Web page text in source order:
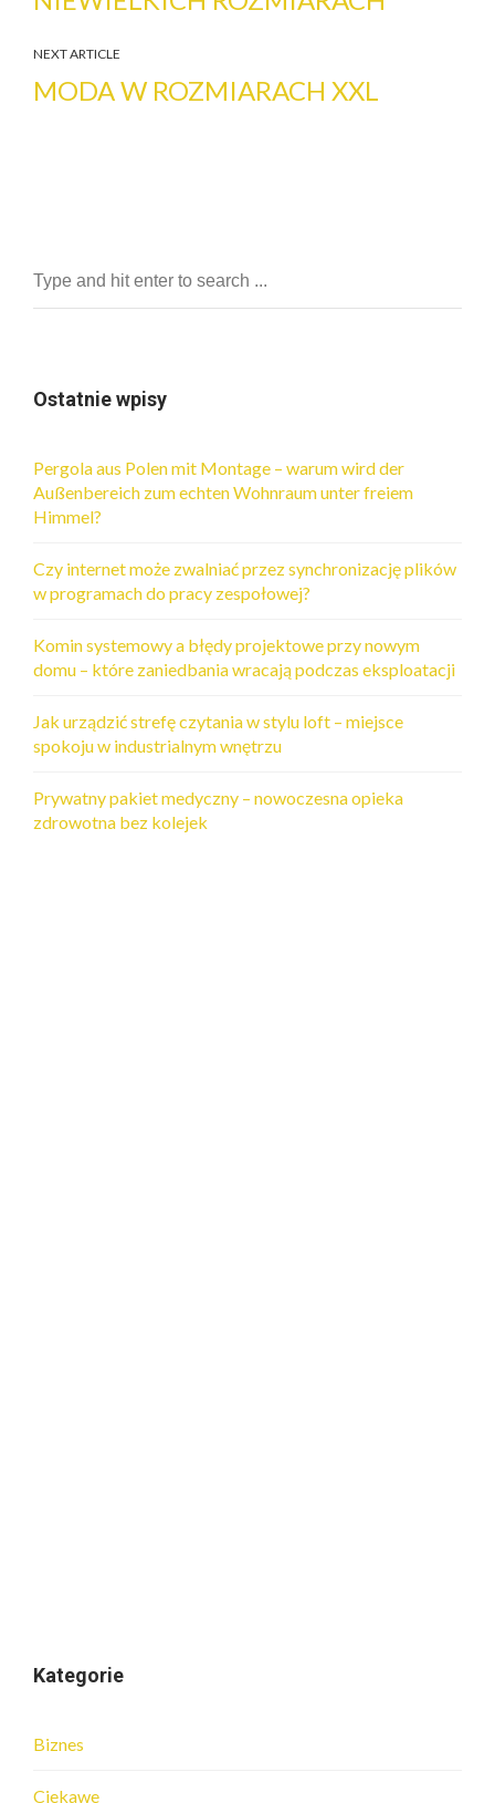
NEXT ARTICLE
MODA W ROZMIARACH XXL
Ostatnie wpisy
Pergola aus Polen mit Montage – warum wird der
Außenbereich zum echten Wohnraum unter freiem
Himmel?
Czy internet może zwalniać przez synchronizację plików
w programach do pracy zespołowej?
Komin systemowy a błędy projektowe przy nowym
domu – które zaniedbania wracają podczas eksploatacji
Jak urządzić strefę czytania w stylu loft – miejsce
spokoju w industrialnym wnętrzu
Prywatny pakiet medyczny – nowoczesna opieka
zdrowotna bez kolejek
Kategorie
Biznes
Ciekawe